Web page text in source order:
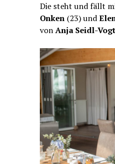
Die steht und fällt
Onken(23) und
vonAnja Seidl-Vogt